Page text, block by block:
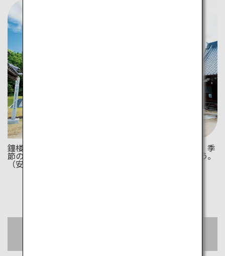
鐘楼や薬師堂など寺社ならではの伝統建築が並びます。季
節の草花に囲まれて、静かな環境で心身を整えましょう。
（安芸国分寺）